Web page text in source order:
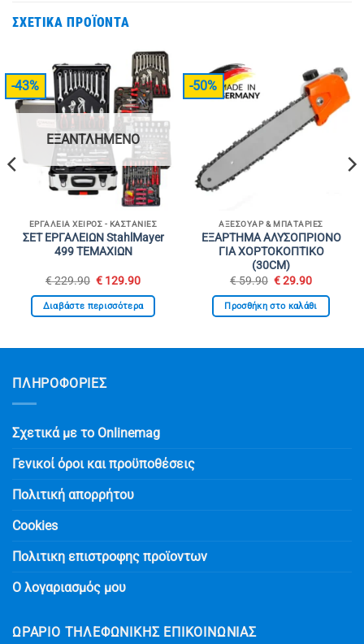
ΣΧΕΤΙΚΆ ΠΡΟΪΌΝΤΑ
-43%
ΕΞΑΝΤΛΗΜΈΝΟ
ΕΡΓΑΛΕΊΑ ΧΕΙΡΌΣ - ΚΑΣΤΆΝΙΕΣ
ΣΕΤ ΕΡΓΑΛΕΙΩΝ StahlMayer
499 ΤΕΜΑΧΙΩΝ
€229.90 Original
was:
€ 229.90.
€ 129.90Η
τιμή
είναι:
Διαβάστε περισσότερα
-50%
ΑΞΕΣΟΥΆΡ & ΜΠΑΤΑΡΊΕΣ
ΕΞΑΡΤΗΜΑ ΑΛΥΣΟΠΡΙΟΝΟ
ΓΙΑ ΧΟΡΤΟΚΟΠΤΙΚΟ
(30CM)
€59.90 Original
was:
€ 59.90.
€29.90Η
τιμή
είναι:
Προσθήκη στο καλάθι
ΠΛΗΡΟΦΟΡΙΕΣ
Σχετικά με το Onlinemag
Γενικοί όροι και προϋποθέσεις
Πολιτική απορρήτου
Cookies
Πολιτικη επιστροφης προϊοντων
Ο λογαριασμός μου
ΩΡΆΡΙΟ ΤΗΛΕΦΩΝΙΚΉΣ ΕΠΙΚΟΙΝΩΝΊΑΣ